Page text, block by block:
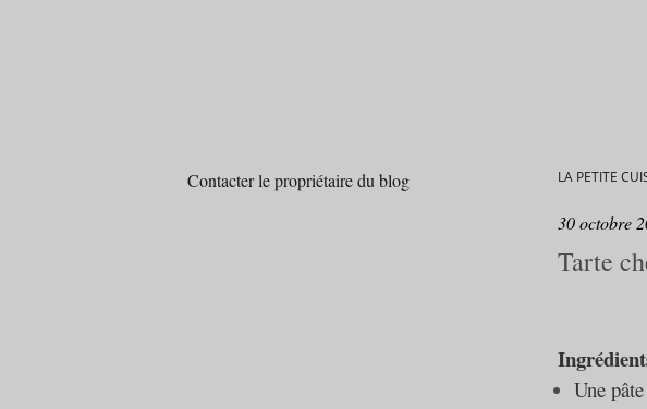
Contacter le propriétaire du blog LA PETITE
30 octobre
Tarte
Une